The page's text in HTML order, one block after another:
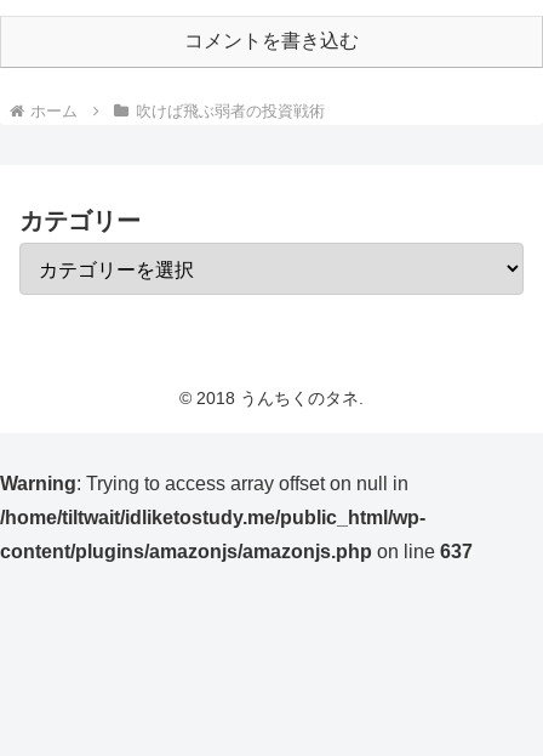
コメントを書き込む
ホーム 吹けば飛ぶ弱者の投資戦術
カテゴリー
© 2018 うんちくのタネ.
Warning: Trying to access array offset on null in
/home/tiltwait/idliketostudy.me/public_html/wp-
content/plugins/amazonjs/amazonjs.php on line 637